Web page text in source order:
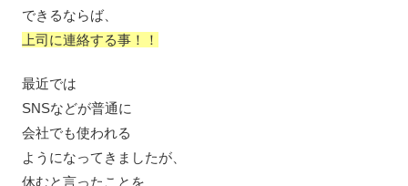
できるならば、
上司に連絡する事！！
最近では
SNSなどが普通に
会社でも使われる
ようになってきましたが、
休むと言ったことを